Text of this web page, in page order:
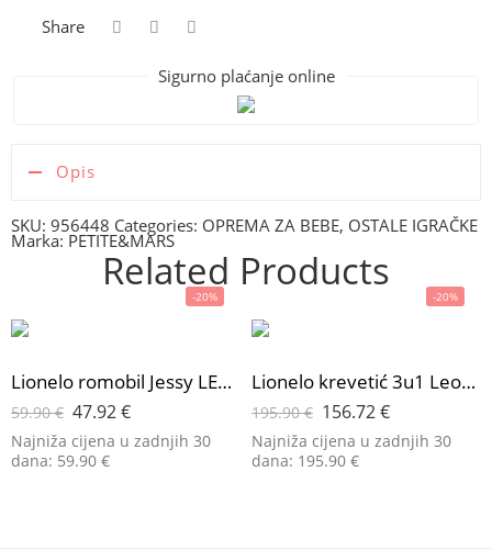
Share
Sigurno plaćanje online
Opis
SKU: 956448 Categories: OPREMA ZA BEBE, OSTALE IGRAČKE
Marka: PETITE&MARS
Related Products
-20%
Lionelo romobil Jessy LED, Grey Brown
59.90€ 47.92€
Najniža cijena u zadnjih 30
dana: 59.90 €
-20%
Lionelo krevetić 3u1 Leonie Plus, Grey Stone
195.90€ 156.72€
Najniža cijena u zadnjih 30
dana: 195.90 €